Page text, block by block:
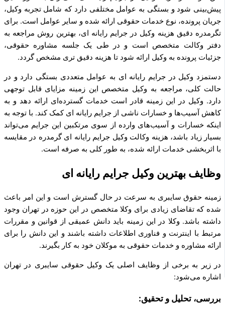
پیش‌بینی شود و بستگی به عوامل مختلفی دارد که شامل تجربه وکیل،
جریان پرونده، نوع خدمات حقوقی ارائه شده و سایر عوامل است. برای
تگرمدره دقیق هزینه وکیل در جرایم رایانه ای، بهترین روش مراجعه به
دفتر وکالت متخصص است و در طی یک جلسه مشاوره حقوقی،
جزئیات پرونده به وکیل ارائه شود تا هزینه دقیق تری مشخص گردد.
دستمزد وکیل در جرایم رایانه ای به عوامل متعددی بستگی دارد و در
حالت کلی، مراجعه به وکیل متخصص این زمینه مزایای قابل توجهی
دارد. وکیل در این زمینه قادر است خدمات گسترده‌ای ارائه دهد و به
کاهش آسیب‌ها و خسارات ناشی از جرایم رایانه ای کمک کند. با توجه به
اینکه خسارات و آسیب‌های وارده از سوی مرتکبین این جرایم می‌تواند
بسیار زیاد باشد، هزینه وکالت وکیل جرایم رایانه ای گرمدره در مقایسه
با اثربخشی خدمات ارائه شده، به طور کلی به صرفه است.
وظایف بهترین وکیل جرایم رایانه ای
زمینه حقوق سایبری به سرعت در حال گسترش است و این امر باعث
شده که تقاضای زیادی برای وکلا متخصص در این حوزه در تهران وجود
داشته باشد. وکلا در این زمینه باید دانش عمیقی از قوانین و مقررات
مرتبط با اینترنت و فناوری اطلاعات داشته باشند و این دانش را برای
ارائه مشاوره و خدمات حقوقی به موکلان خود به کار بگیرند.
در زیر به برخی از وظایف اصلی یک وکیل حقوقی سایبری در تهران
اشاره می‌شود:
بررسی، تحلیل و تحقیق: